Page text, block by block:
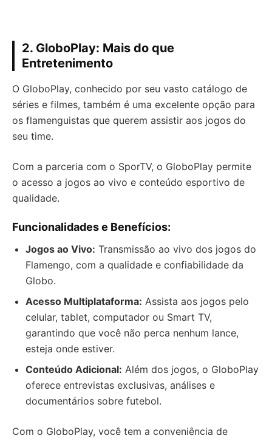
2. GloboPlay: Mais do que
Entretenimento
O GloboPlay, conhecido por seu vasto catálogo de
séries e filmes, também é uma excelente opção para
os flamenguistas que querem assistir aos jogos do
seu time.
Com a parceria com o SporTV, o GloboPlay permite
o acesso a jogos ao vivo e conteúdo esportivo de
qualidade.
Funcionalidades e Benefícios:
Jogos ao Vivo: Transmissão ao vivo dos jogos do
Flamengo, com a qualidade e confiabilidade da
Globo.
Acesso Multiplataforma: Assista aos jogos pelo
celular, tablet, computador ou Smart TV,
garantindo que você não perca nenhum lance,
esteja onde estiver.
Conteúdo Adicional: Além dos jogos, o GloboPlay
oferece entrevistas exclusivas, análises e
documentários sobre futebol.
Com o GloboPlay, você tem a conveniência de